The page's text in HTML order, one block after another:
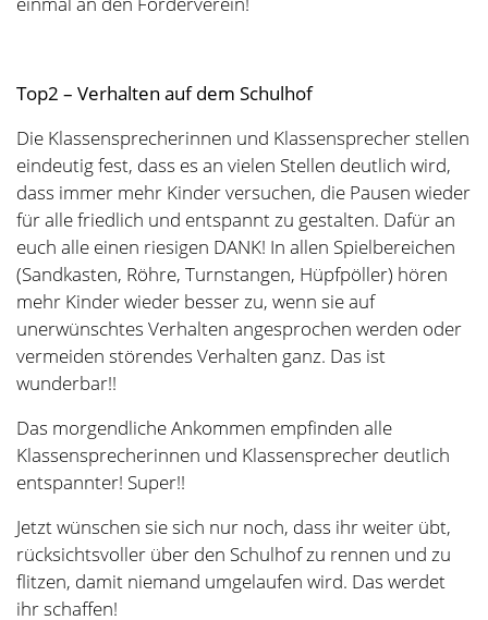
ihr schaffen!
schaffen!
Denkt daran neue Klassensprecherinnen und
Klassensprecher zu wählen, wenn ihr im Halbjahr
tauscht!
Ich freue mich schon auf die nächste Sitzung!
Bis dahin alles Gute!
Eure Frau S. Reher
Aktuelles